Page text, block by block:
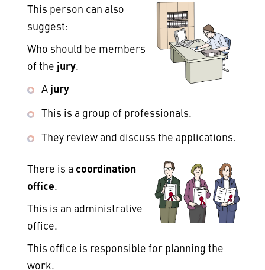
This person can also
suggest:
Who should be members
of the jury.
A jury
This is a group of professionals.
They review and discuss the applications.
There is a coordination
office.
This is an administrative
office.
This office is responsible for planning the
work.